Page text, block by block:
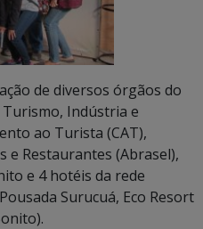
de diversos órgãos do
Indústria e
ao Turista (CAT),
e Restaurantes (Abrasel),
e 4 hotéis da rede
Surucuá, Eco Resort